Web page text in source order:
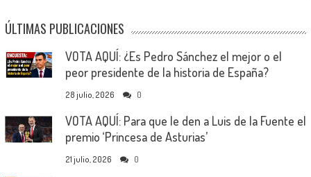
ÚLTIMAS PUBLICACIONES
VOTA AQUÍ: ¿Es Pedro Sánchez el mejor o el
peor presidente de la historia de España?
28 julio, 2026 0
VOTA AQUÍ: Para que le den a Luis de la Fuente el
premio ‘Princesa de Asturias’
21 julio, 2026 0